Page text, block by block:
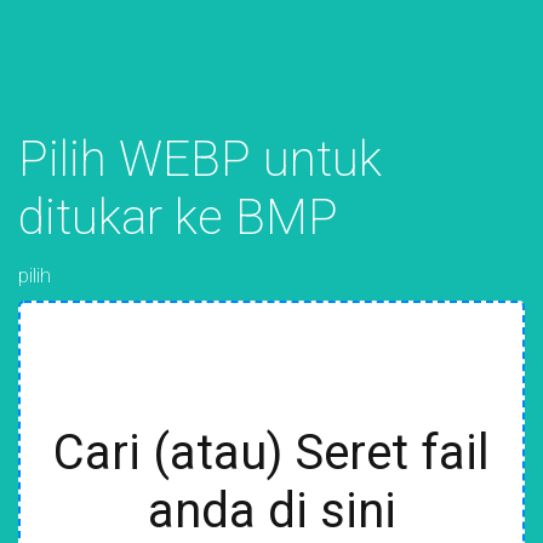
Pilih WEBP untuk
ditukar ke BMP
pilih
Cari (atau) Seret fail
anda di sini